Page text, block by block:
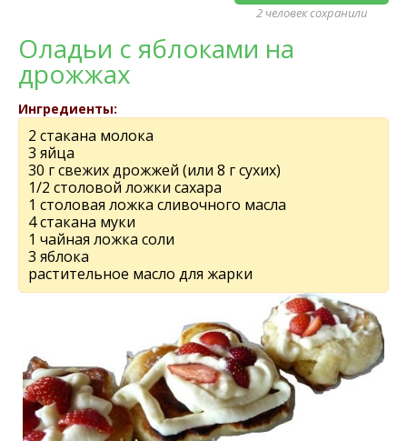
2 человек сохранили
Оладьи с яблоками на
дрожжах
Ингредиенты:
2 стакана молока
3 яйца
30 г свежих дрожжей (или 8 г сухих)
1/2 столовой ложки сахара
1 столовая ложка сливочного масла
4 стакана муки
1 чайная ложка соли
3 яблока
растительное масло для жарки